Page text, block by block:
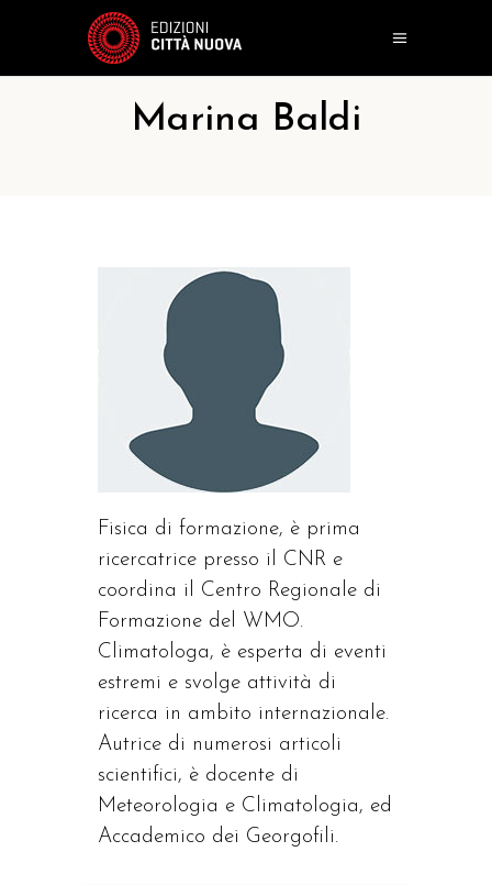
Marina Baldi
Fisica di formazione, è prima
ricercatrice presso il CNR e
coordina il Centro Regionale di
Formazione del WMO.
Climatologa, è esperta di eventi
estremi e svolge attività di
ricerca in ambito internazionale.
Autrice di numerosi articoli
scientifici, è docente di
Meteorologia e Climatologia, ed
Accademico dei Georgofili.